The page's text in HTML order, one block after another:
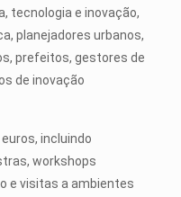
tecnologia e inovação,
planejadores urbanos,
prefeitos, gestores de
de inovação
incluindo
workshops
e visitas a ambientes